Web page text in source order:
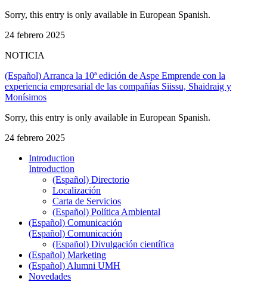
Sorry, this entry is only available in European Spanish.
24 febrero 2025
NOTICIA
(Español) Arranca la 10ª edición de Aspe Emprende con la
experiencia empresarial de las compañías Siissu, Shaidraig y
Monísimos
Sorry, this entry is only available in European Spanish.
24 febrero 2025
Introduction
Introduction
(Español) Directorio
Localización
Carta de Servicios
(Español) Política Ambiental
(Español) Comunicación
(Español) Comunicación
(Español) Divulgación científica
(Español) Marketing
(Español) Alumni UMH
Novedades